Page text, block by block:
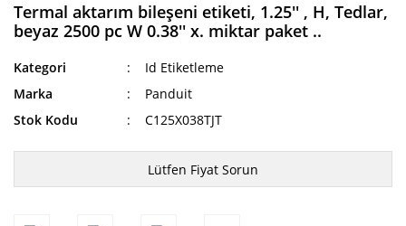
Termal aktarım bileşeni etiketi, 1.25'' , H, Tedlar,
beyaz 2500 pc W 0.38'' x. miktar paket ..
Kategori
Id Etiketleme
Marka
Panduit
Stok Kodu
C125X038TJT
Lütfen Fiyat Sorun